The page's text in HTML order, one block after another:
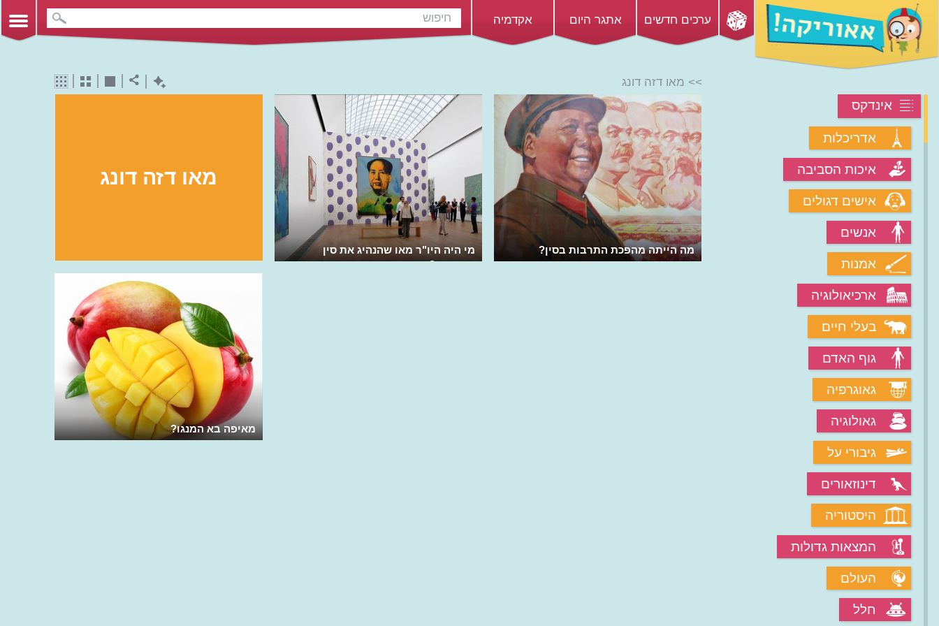
ערכים חדשים אתגר היום אקדמיה
אינדקס
אדריכלות
איכות הסביבה
אישים דגולים
אנשים
אמנות
ארכיאולוגיה
בעלי חיים
גוף האדם
גאוגרפיה
גאולוגיה
גיבורי על
דינוזאורים
היסטוריה
המצאות גדולות
העולם
חלל
>> מאו דזה דונג
מאו דזה דונג
מי היה היו"ר מאו שהנהיג את סין
העממית?
מה הייתה מהפכת התרבות בסין?
מאיפה בא המנגו?